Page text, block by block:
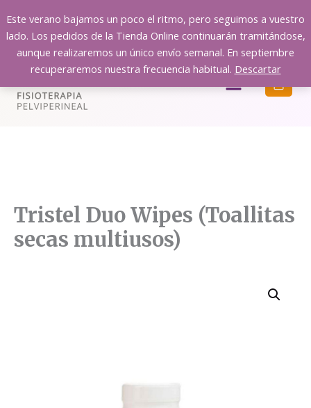
Este verano bajamos un poco el ritmo, pero seguimos a vuestro
lado. Los pedidos de la Tienda Online continuarán tramitándose,
aunque realizaremos un único envío semanal. En septiembre
recuperaremos nuestra frecuencia habitual. Descartar
contenido
Menú
Tristel Duo Wipes (Toallitas
secas multiusos)